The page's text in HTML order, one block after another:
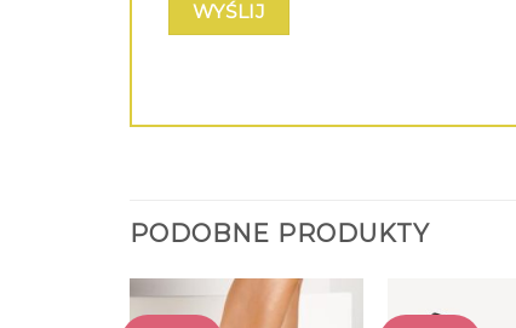
PODOBNE PRODUKTY